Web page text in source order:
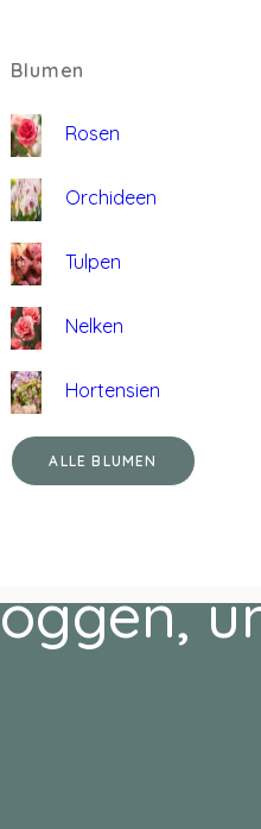
Blumen
Rosen
Orchideen
Tulpen
Nelken
Hortensien
ALLE BLUMEN